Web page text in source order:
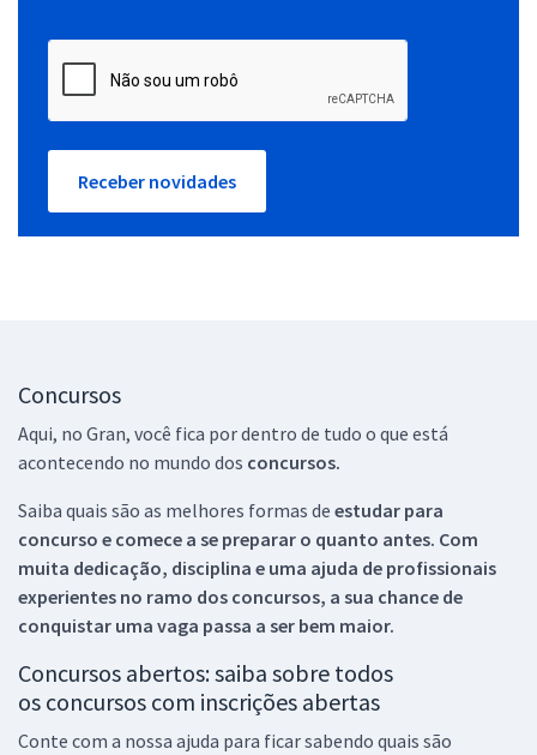
Receber novidades
Concursos
Aqui, no Gran, você fica por dentro de tudo o que está
acontecendo no mundo dos concursos.
Saiba quais são as melhores formas de estudar para
concurso e comece a se preparar o quanto antes. Com
muita dedicação, disciplina e uma ajuda de profissionais
experientes no ramo dos concursos, a sua chance de
conquistar uma vaga passa a ser bem maior.
Concursos abertos: saiba sobre todos
os concursos com inscrições abertas
Conte com a nossa ajuda para ficar sabendo quais são